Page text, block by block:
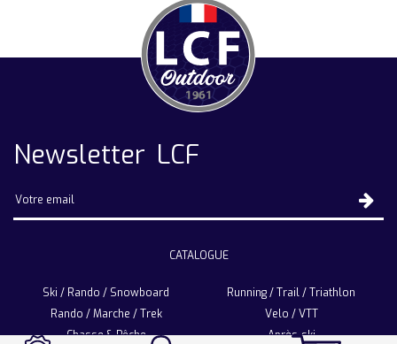
Newsletter LCF
CATALOGUE
Ski / Rando / Snowboard
Running / Trail / Triathlon
Rando / Marche / Trek
Velo / VTT
Chasse & Pêche
Après-ski